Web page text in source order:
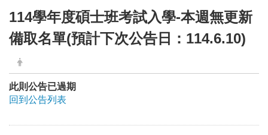
114學年度碩士班考試入學-本週無更新
備取名單(預計下次公告日：114.6.10)
此則公告已過期
回到公告列表